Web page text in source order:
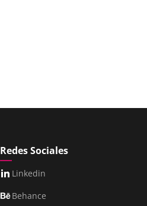
Redes Sociales
Linkedin
Behance